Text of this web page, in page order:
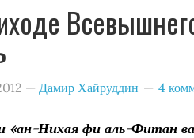
— Дамир Хайруддин 4
«ан-Нихая фи аль-Фитан